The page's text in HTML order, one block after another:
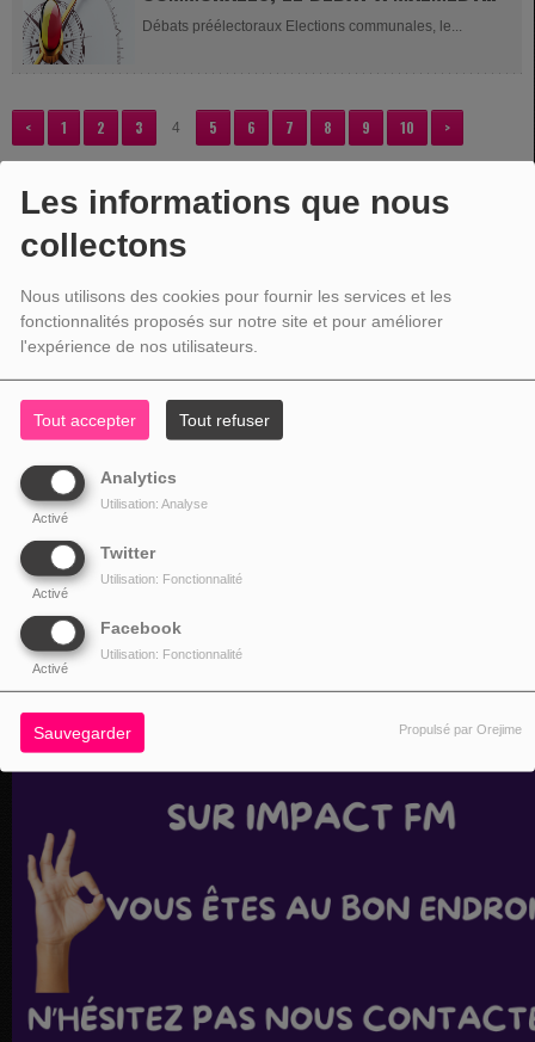
Les informations que nous
collectons
Nous utilisons des cookies pour fournir les services et les
fonctionnalités proposés sur notre site et pour améliorer
l'expérience de nos utilisateurs.
Tout accepter Tout refuser
Analytics
Activé
Utilisation: Analyse
Twitter
Activé
Utilisation: Fonctionnalité
Facebook
Activé
Utilisation: Fonctionnalité
Sauvegarder Propulsé par Orejime
2ÈME PARTIE
Débats préélectoraux Elections communales, le...
< 1 2 3 4 5 6 7 8 9 10 >
VOTRE PUBLICITÉ